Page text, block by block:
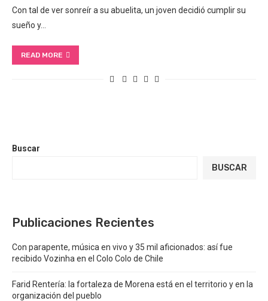
Con tal de ver sonreír a su abuelita, un joven decidió cumplir su
sueño y…
READ MORE
Buscar
BUSCAR
Publicaciones Recientes
Con parapente, música en vivo y 35 mil aficionados: así fue
recibido Vozinha en el Colo Colo de Chile
Farid Rentería: la fortaleza de Morena está en el territorio y en la
organización del pueblo